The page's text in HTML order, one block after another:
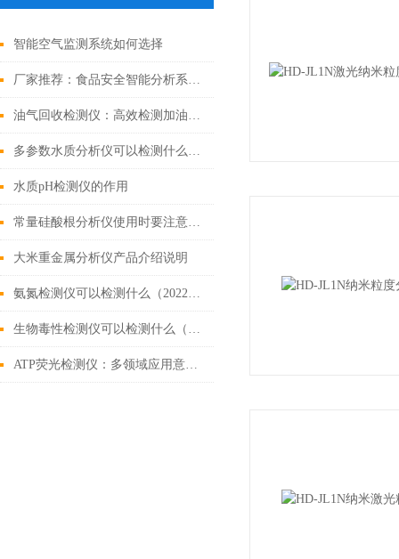
智能空气监测系统如何选择
厂家推荐：食品安全智能分析系统【2021服务于食品检测市场】
油气回收检测仪：高效检测加油站油气回收，为环保与合规保驾护航
多参数水质分析仪可以检测什么（盘点2022好用的多参数水质分析仪）
水质pH检测仪的作用
常量硅酸根分析仪使用时要注意什么
大米重金属分析仪产品介绍说明
氨氮检测仪可以检测什么（2022全新配置手持款氨氮检测仪）
生物毒性检测仪可以检测什么（市场上好用的生物毒性检测仪）
ATP荧光检测仪：多领域应用意义重大